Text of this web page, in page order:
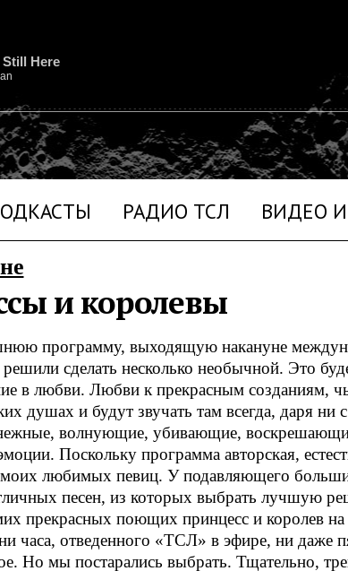
РАДИО ТСЛ ВИДЕО
Still Here
и королевы
программу, выходящую накануне
сделать несколько необычной. Это
в любви. Любви к прекрасным созданиям,
душах и будут звучать там всегда, даря ни
волнующие, убивающие,
Поскольку программа авторская,
моих любимых певиц. У подавляющего
песен, из которых выбрать лучшую
прекрасных поющих принцесс и королев на
часа, отведенного «ТСЛ» в эфире, ни даже
Но мы постарались выбрать. Тщательно,